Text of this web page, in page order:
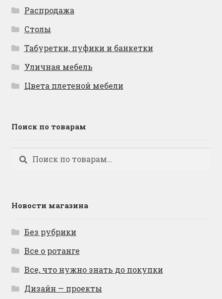
Распродажа
Столы
Табуретки, пуфики и банкетки
Уличная мебель
Цвета плетеной мебели
Поиск по товарам
Искать:
Поиск
Новости магазина
Без рубрики
Все о ротанге
Все, что нужно знать до покупки
Дизайн — проекты